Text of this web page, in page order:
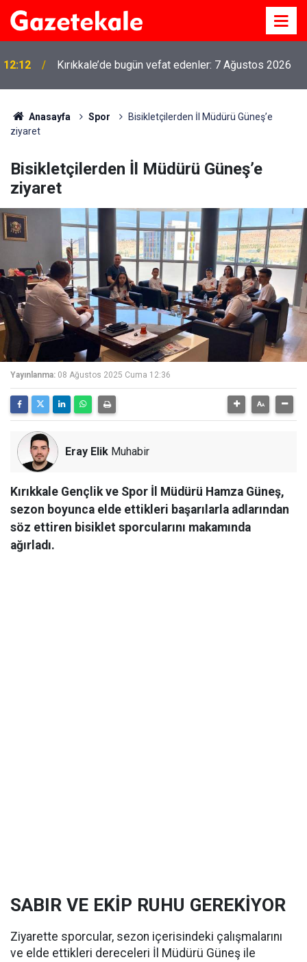
12:12 Kırıkkale’de bugün vefat edenler: 7 Ağustos 2026
Anasayfa Spor
Bisikletçilerden İl Müdürü Güneş’e
ziyaret
Bisikletçilerden İl Müdürü Güneş’e
ziyaret
Yayınlanma: 08 Ağustos 2025 Cuma 12:36
Eray Elik Muhabir
Kırıkkale Gençlik ve Spor İl Müdürü Hamza Güneş,
sezon boyunca elde ettikleri başarılarla adlarından
söz ettiren bisiklet sporcularını makamında
ağırladı.
SABIR VE EKİP RUHU GEREKİYOR
Ziyarette sporcular, sezon içerisindeki çalışmalarını
ve elde ettikleri dereceleri İl Müdürü Güneş ile